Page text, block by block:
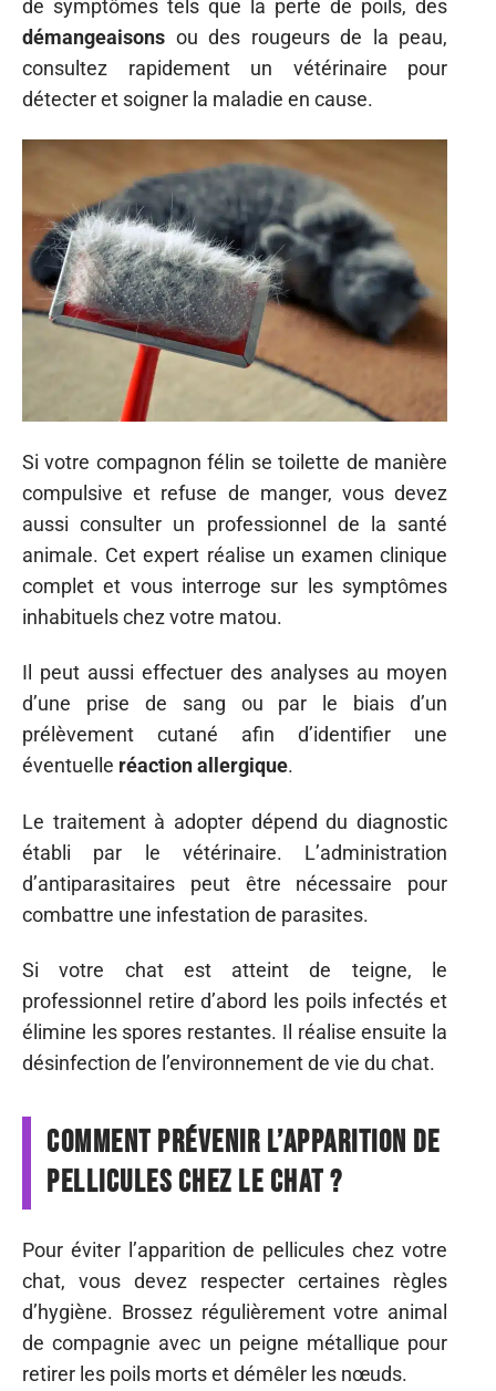
de symptômes tels que la perte de poils, des
démangeaisons ou des rougeurs de la peau,
consultez rapidement un vétérinaire pour
détecter et soigner la maladie en cause.
Si votre compagnon félin se toilette de manière
compulsive et refuse de manger, vous devez
aussi consulter un professionnel de la santé
animale. Cet expert réalise un examen clinique
complet et vous interroge sur les symptômes
inhabituels chez votre matou.
Il peut aussi effectuer des analyses au moyen
d’une prise de sang ou par le biais d’un
prélèvement cutané afin d’identifier une
éventuelle réaction allergique.
Le traitement à adopter dépend du diagnostic
établi par le vétérinaire. L’administration
d’antiparasitaires peut être nécessaire pour
combattre une infestation de parasites.
Si votre chat est atteint de teigne, le
professionnel retire d’abord les poils infectés et
élimine les spores restantes. Il réalise ensuite la
désinfection de l’environnement de vie du chat.
Comment prévenir l’apparition de
pellicules chez le chat ?
Pour éviter l’apparition de pellicules chez votre
chat, vous devez respecter certaines règles
d’hygiène. Brossez régulièrement votre animal
de compagnie avec un peigne métallique pour
retirer les poils morts et démêler les nœuds.